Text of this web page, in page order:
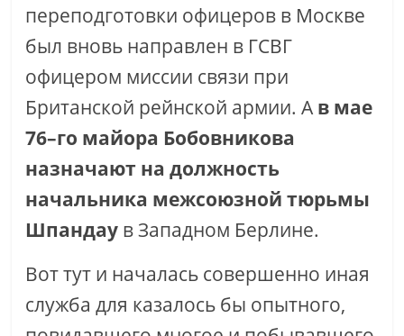
переподготовки офицеров в Москве
был вновь направлен в ГСВГ
офицером миссии связи при
Британской рейнской армии. А в мае
76–го майора Бобовникова
назначают на должность
начальника межсоюзной тюрьмы
Шпандау в Западном Берлине.
Вот тут и началась совершенно иная
служба для казалось бы опытного,